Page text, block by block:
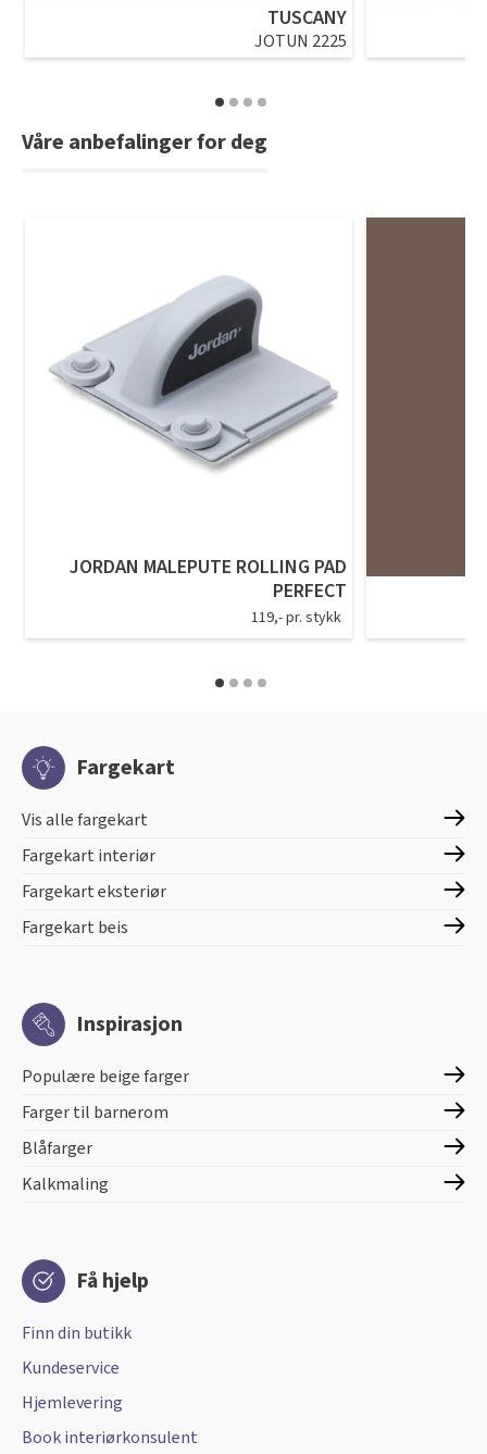
TUSCANY
JOTUN 2225
Våre anbefalinger for deg
JORDAN MALEPUTE ROLLING PAD
PERFECT
119,- pr. stykk
Fargekart
Vis alle fargekart
Fargekart interiør
Fargekart eksteriør
Fargekart beis
Inspirasjon
Populære beige farger
Farger til barnerom
Blåfarger
Kalkmaling
Få hjelp
Finn din butikk
Kundeservice
Hjemlevering
Book interiørkonsulent